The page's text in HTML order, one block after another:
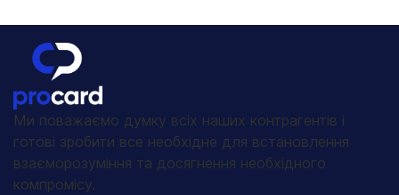
Ми поважаємо думку всіх наших контрагентів і
готові зробити все необхідне для встановлення
взаєморозуміння та досягнення необхідного
компромісу.